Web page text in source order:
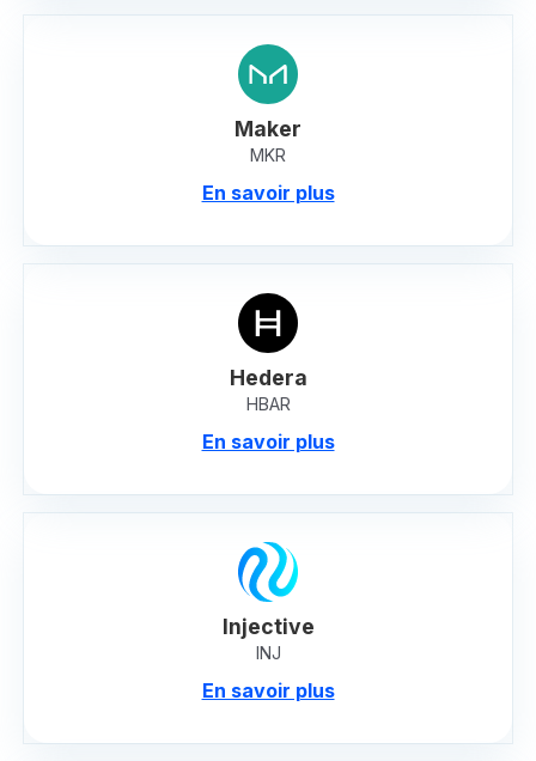
Maker
MKR
En savoir plus
Hedera
HBAR
En savoir plus
Injective
INJ
En savoir plus